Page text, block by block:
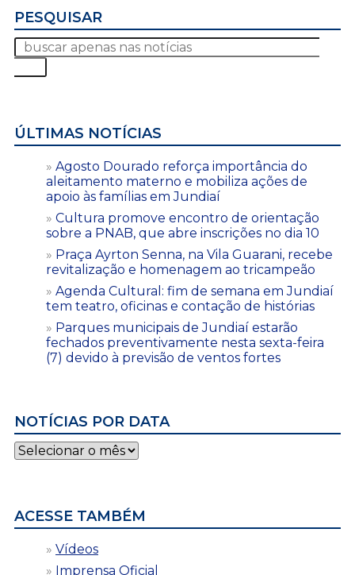
PESQUISAR
ÚLTIMAS NOTÍCIAS
Agosto Dourado reforça importância do
aleitamento materno e mobiliza ações de
apoio às famílias em Jundiaí
Cultura promove encontro de orientação
sobre a PNAB, que abre inscrições no dia 10
Praça Ayrton Senna, na Vila Guarani, recebe
revitalização e homenagem ao tricampeão
Agenda Cultural: fim de semana em Jundiaí
tem teatro, oficinas e contação de histórias
Parques municipais de Jundiaí estarão
fechados preventivamente nesta sexta-feira
(7) devido à previsão de ventos fortes
NOTÍCIAS POR DATA
Notícias
por
ACESSE TAMBÉM
Vídeos
Imprensa Oficial